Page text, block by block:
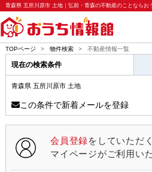
青森県 五所川原市 土地｜弘前・青森の不動産のことならお
TOPページ > 物件検索 > 不動産情報一覧
現在の検索条件
青森県 五所川原市 土地
この条件で新着メールを登録
会員登録をしていただ
マイページがご利用い